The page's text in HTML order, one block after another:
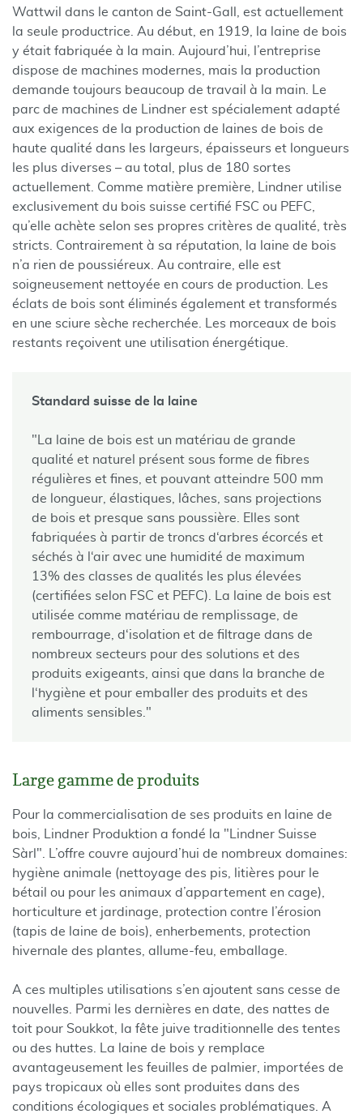
Wattwil dans le canton de Saint-Gall, est actuellement
la seule productrice. Au début, en 1919, la laine de bois
y était fabriquée à la main. Aujourd’hui, l’entreprise
dispose de machines modernes, mais la production
demande toujours beaucoup de travail à la main. Le
parc de machines de Lindner est spécialement adapté
aux exigences de la production de laines de bois de
haute qualité dans les largeurs, épaisseurs et longueurs
les plus diverses – au total, plus de 180 sortes
actuellement. Comme matière première, Lindner utilise
exclusivement du bois suisse certifié FSC ou PEFC,
qu’elle achète selon ses propres critères de qualité, très
stricts. Contrairement à sa réputation, la laine de bois
n’a rien de poussiéreux. Au contraire, elle est
soigneusement nettoyée en cours de production. Les
éclats de bois sont éliminés également et transformés
en une sciure sèche recherchée. Les morceaux de bois
restants reçoivent une utilisation énergétique.
Standard suisse de la laine
"La laine de bois est un matériau de grande
qualité et naturel présent sous forme de fibres
régulières et fines, et pouvant atteindre 500 mm
de longueur, élastiques, lâches, sans projections
de bois et presque sans poussière. Elles sont
fabriquées à partir de troncs d‘arbres écorcés et
séchés à l‘air avec une humidité de maximum
13% des classes de qualités les plus élevées
(certifiées selon FSC et PEFC). La laine de bois est
utilisée comme matériau de remplissage, de
rembourrage, d‘isolation et de filtrage dans de
nombreux secteurs pour des solutions et des
produits exigeants, ainsi que dans la branche de
l‘hygiène et pour emballer des produits et des
aliments sensibles."
Large gamme de produits
Pour la commercialisation de ses produits en laine de
bois, Lindner Produktion a fondé la "Lindner Suisse
Sàrl". L’offre couvre aujourd’hui de nombreux domaines:
hygiène animale (nettoyage des pis, litières pour le
bétail ou pour les animaux d’appartement en cage),
horticulture et jardinage, protection contre l’érosion
(tapis de laine de bois), enherbements, protection
hivernale des plantes, allume-feu, emballage.
A ces multiples utilisations s’en ajoutent sans cesse de
nouvelles. Parmi les dernières en date, des nattes de
toit pour Soukkot, la fête juive traditionnelle des tentes
ou des huttes. La laine de bois y remplace
avantageusement les feuilles de palmier, importées de
pays tropicaux où elles sont produites dans des
conditions écologiques et sociales problématiques. A